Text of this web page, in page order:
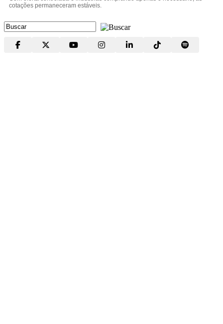
cotações permaneceram estáveis.